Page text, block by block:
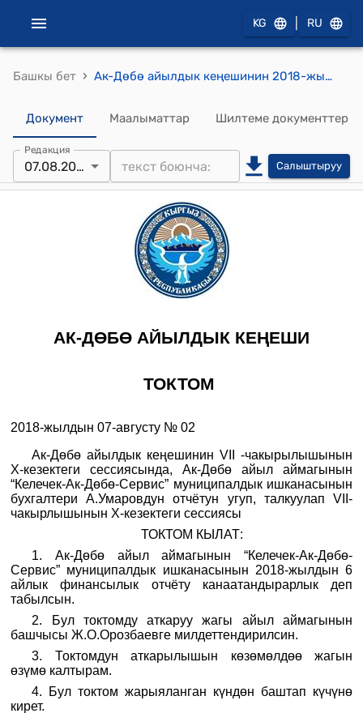
KG RU
Башкы бет › Ак-Дөбө айылдык кеңешинин 2018-жылдын 07-августундагы № 02 "Ак-Дөбө айылдык кеңешинин VII -чакырылышынын X-кезектеги сессиясында, Ак-Дөбө айыл аймагынын “Келечек-Ак-Дөбө-Сервис” муниципалдык ишканасынын бухгалтери А.Умаровдун отчётун угуп, талкуулап VII-чакырлышынын X-кезектеги сессиясынын" токтому
Документ Маалыматтар Шилтеме документтер
Редакция
07.08.2018 Салыштыруу